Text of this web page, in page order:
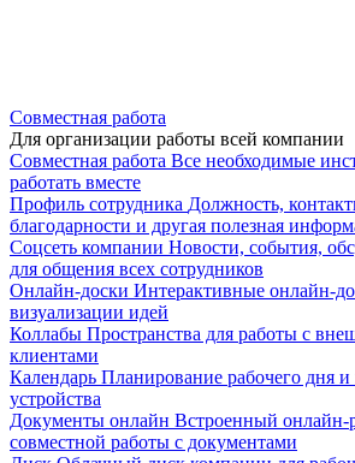
Совместная работа
Для организации работы всей компании
Совместная работа Все необходимые
работать вместе
Профиль сотрудника Должность,
благодарности и другая полезная
Соцсеть компании Новости, события,
для общения всех сотрудников
Онлайн-доски Интерактивные онлайн-
визуализации идей
Коллабы Пространства для работы с
клиентами
Календарь Планирование рабочего дня и
устройства
Документы онлайн Встроенный онлайн-
совместной работы с документами